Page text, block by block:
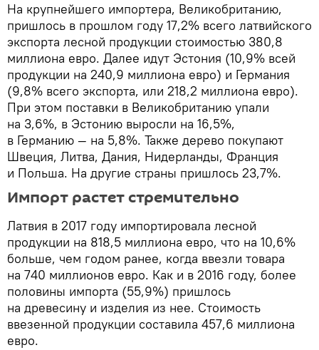
На крупнейшего импортера, Великобританию,
пришлось в прошлом году 17,2% всего латвийского
экспорта лесной продукции стоимостью 380,8
миллиона евро. Далее идут Эстония (10,9% всей
продукции на 240,9 миллиона евро) и Германия
(9,8% всего экспорта, или 218,2 миллиона евро).
При этом поставки в Великобританию упали
на 3,6%, в Эстонию выросли на 16,5%,
в Германию — на 5,8%. Также дерево покупают
Швеция, Литва, Дания, Нидерланды, Франция
и Польша. На другие страны пришлось 23,7%.
Импорт растет стремительно
Латвия в 2017 году импортировала лесной
продукции на 818,5 миллиона евро, что на 10,6%
больше, чем годом ранее, когда ввезли товара
на 740 миллионов евро. Как и в 2016 году, более
половины импорта (55,9%) пришлось
на древесину и изделия из нее. Стоимость
ввезенной продукции составила 457,6 миллиона
евро.